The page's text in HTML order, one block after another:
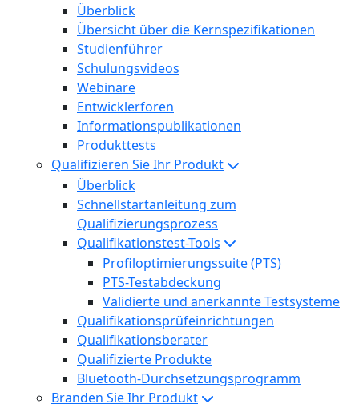
Überblick
Übersicht über die Kernspezifikationen
Studienführer
Schulungsvideos
Webinare
Entwicklerforen
Informationspublikationen
Produkttests
Qualifizieren Sie Ihr Produkt
Überblick
Schnellstartanleitung zum
Qualifizierungsprozess
Qualifikationstest-Tools
Profiloptimierungssuite (PTS)
PTS-Testabdeckung
Validierte und anerkannte Testsysteme
Qualifikationsprüfeinrichtungen
Qualifikationsberater
Qualifizierte Produkte
Bluetooth-Durchsetzungsprogramm
Branden Sie Ihr Produkt